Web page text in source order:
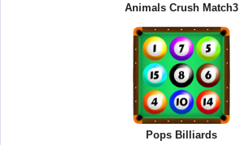
Animals Crush Match3
Pops Billiards